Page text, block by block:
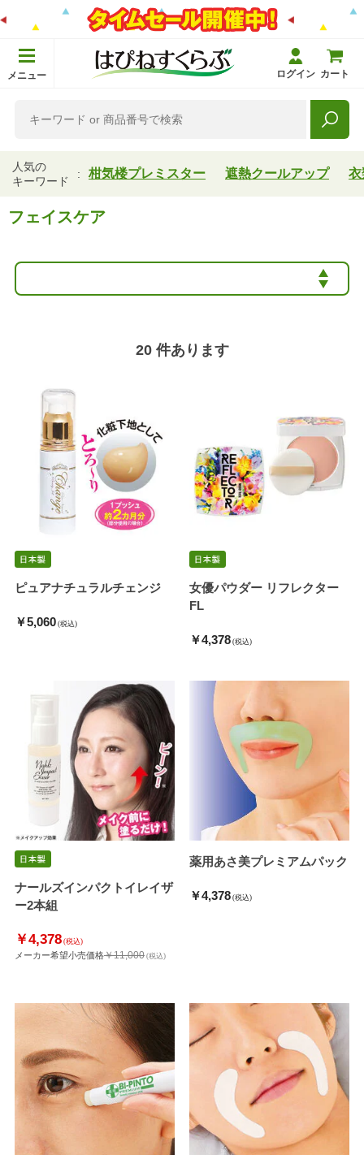
メニュー ログイン カート
人気の
キーワード
柑気楼プレミスター 遮熱クールアップ 衣
フェイスケア
20 件あります
ピュアナチュラルチェンジ
￥5,060 (税込)
女優パウダー リフレクター
FL
￥4,378 (税込)
ナールズインパクトイレイザ
ー2本組
￥4,378 (税込)
メーカー希望小売価格￥11,000 (税込)
薬用あさ美プレミアムパック
￥4,378 (税込)